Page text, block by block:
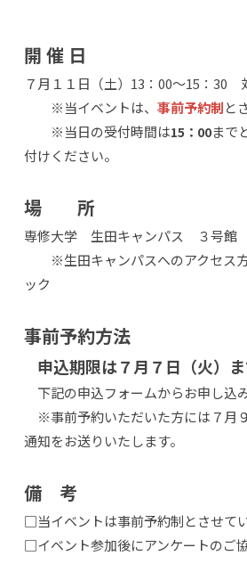
開 催 日
７月１１日（土）13：00～15：30
※当イベントは、 事前予約制と
※当日の受付時間は15：00まで
付けください。
場 所
専修大学 生田キャンパス ３号
※生田キャンパスへのアクセス
ック
事前予約方法
申込期限は７月７日（火）ま
下記の申込フォームからお申し込
※事前予約いただいた方には７月
通知をお送りいたします。
備 考
□当イベントは事前予約制とさせて
□イベント参加後にアンケートのご